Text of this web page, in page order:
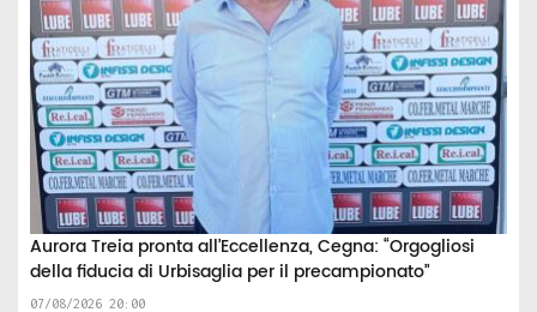
Aurora Treia pronta all’Eccellenza, Cegna: “Orgogliosi
della fiducia di Urbisaglia per il precampionato”
07/08/2026 20:00